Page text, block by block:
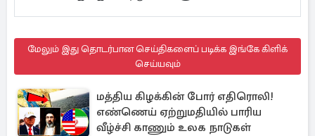
மேலும் இது தொடர்பான செய்திகளைப் படிக்க இங்கே கிளிக்
செய்யவும்
மத்திய கிழக்கின் போர் எதிரொலி!
எண்ணெய் ஏற்றுமதியில் பாரிய
வீழ்ச்சி காணும் உலக நாடுகள்